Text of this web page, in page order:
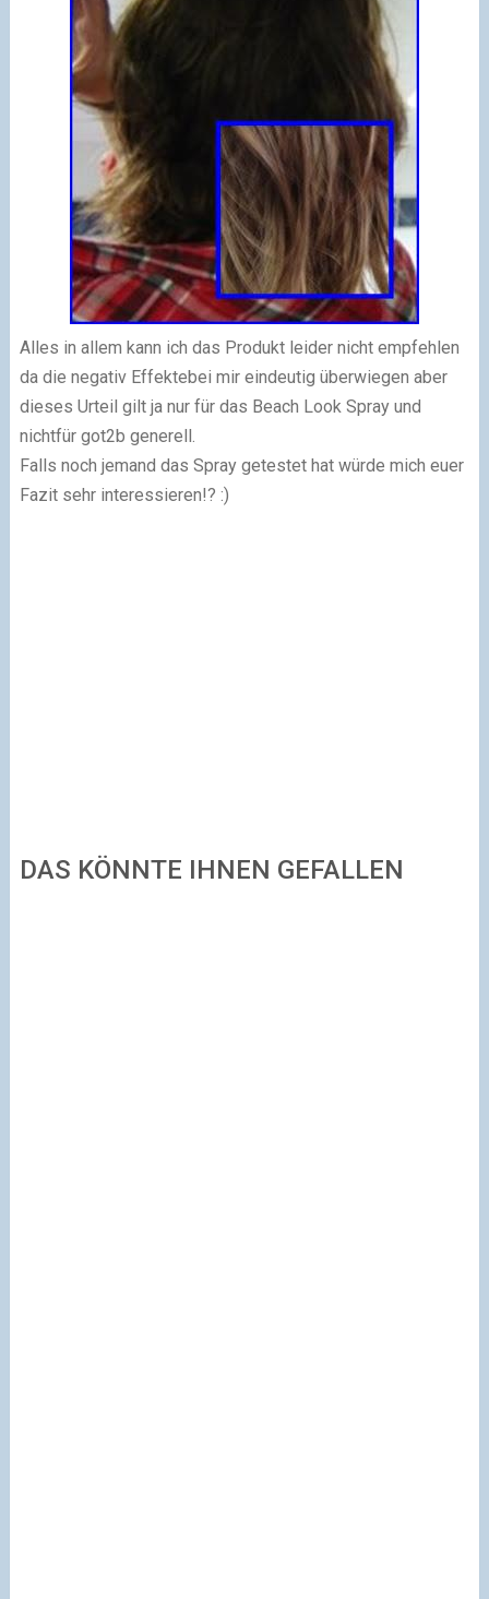
Alles in allem kann ich das Produkt leider nicht empfehlen
da die negativ Effektebei mir eindeutig überwiegen aber
dieses Urteil gilt ja nur für das Beach Look Spray und
nichtfür got2b generell.
Falls noch jemand das Spray getestet hat würde mich euer
Fazit sehr interessieren!? :)
DAS KÖNNTE IHNEN GEFALLEN